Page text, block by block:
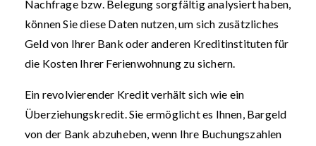
Nachfrage bzw. Belegung sorgfältig analysiert haben,
können Sie diese Daten nutzen, um sich zusätzliches
Geld von Ihrer Bank oder anderen Kreditinstituten für
die Kosten Ihrer Ferienwohnung zu sichern.
Ein revolvierender Kredit verhält sich wie ein
Überziehungskredit. Sie ermöglicht es Ihnen, Bargeld
von der Bank abzuheben, wenn Ihre Buchungszahlen